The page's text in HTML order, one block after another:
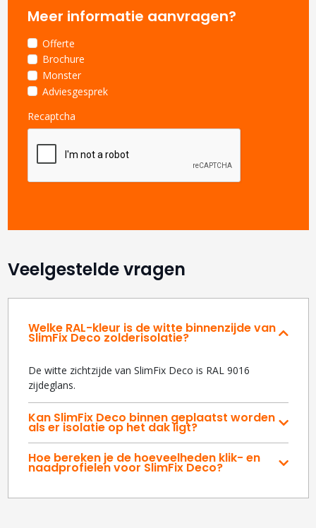
Meer informatie aanvragen?
Offerte
Brochure
Monster
Adviesgesprek
Recaptcha
Veelgestelde vragen
Welke RAL-kleur is de witte binnenzijde van
SlimFix Deco zolderisolatie?
De witte zichtzijde van SlimFix Deco is RAL 9016
zijdeglans.
Kan SlimFix Deco binnen geplaatst worden
als er isolatie op het dak ligt?
Hoe bereken je de hoeveelheden klik- en
naadprofielen voor SlimFix Deco?